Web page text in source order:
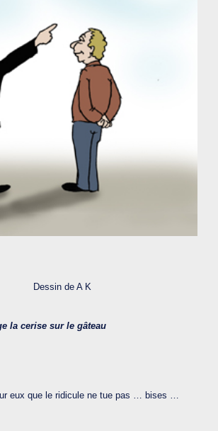
Dessin de A K
la cerise sur le gâteau
eux que le ridicule ne tue pas … bises …